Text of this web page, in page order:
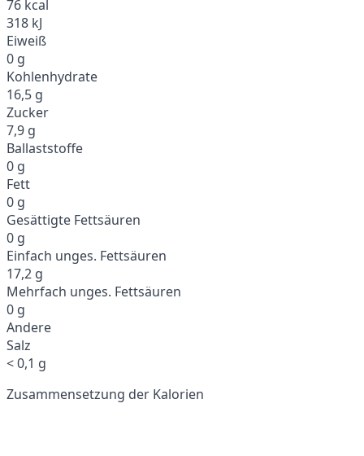
76 kcal
318 kJ
Eiweiß
0 g
Kohlenhydrate
16,5 g
Zucker
7,9 g
Ballaststoffe
0 g
Fett
0 g
Gesättigte Fettsäuren
0 g
Einfach unges. Fettsäuren
17,2 g
Mehrfach unges. Fettsäuren
0 g
Andere
Salz
< 0,1 g
Zusammensetzung der Kalorien